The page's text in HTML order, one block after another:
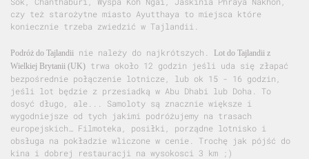
czy też starożytne miasto Ayutthaya to miejsca które
koniecznie trzeba zwiedzić w Tajlandii.
Podróż do Tajlandii nie należy do najkrótszych.
Lot do Tajlandii z
Wielkiej Brytanii (UK) trwa około 12 godzin jeśli uda się złapać
bezpośrednie połączenie lotnicze, lub ok 15 - 16 godzin,
jeśli lot będzie z przesiadką w Abu Dhabi lub Doha. To
dosyć długo, ale... Samoloty są znacznie większe i
wygodniejsze od tych jakimi podróżujemy na trasach
europejskich… Filmoteka, posiłki, porządne lotnisko i
obsługa na pokładzie wliczone w cenie. Trochę jak pójść do
kina i dobrej restauracji na wysokosci 3 km ;)